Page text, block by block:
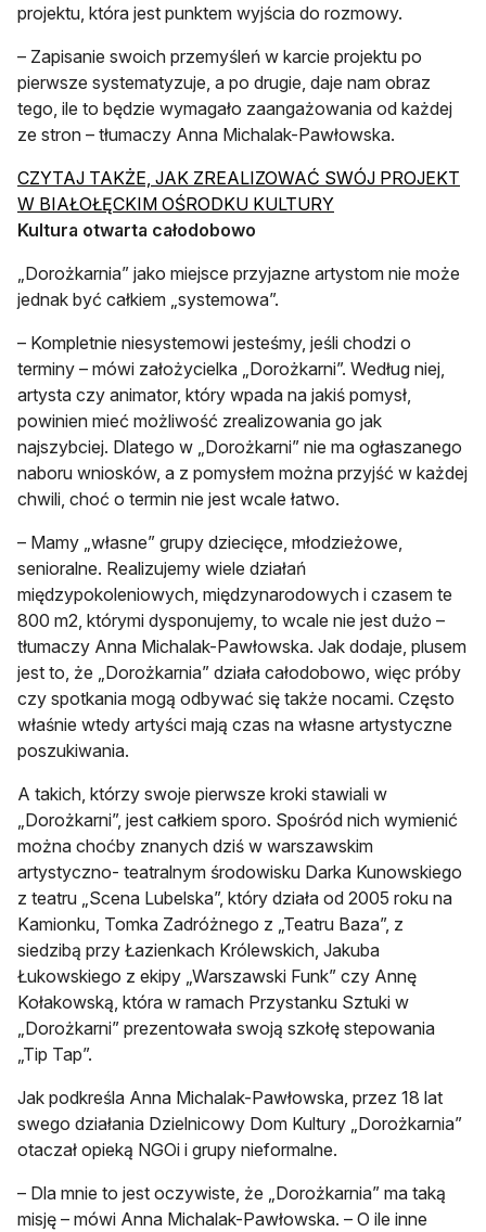
projektu, która jest punktem wyjścia do rozmowy.
– Zapisanie swoich przemyśleń w karcie projektu po
pierwsze systematyzuje, a po drugie, daje nam obraz
tego, ile to będzie wymagało zaangażowania od każdej
ze stron – tłumaczy Anna Michalak-Pawłowska.
CZYTAJ TAKŻE, JAK ZREALIZOWAĆ SWÓJ PROJEKT
W BIAŁOŁĘCKIM OŚRODKU KULTURYotwiera się w
Kultura otwarta całodobowo
„Dorożkarnia” jako miejsce przyjazne artystom nie może
jednak być całkiem „systemowa”.
– Kompletnie niesystemowi jesteśmy, jeśli chodzi o
terminy – mówi założycielka „Dorożkarni”. Według niej,
artysta czy animator, który wpada na jakiś pomysł,
powinien mieć możliwość zrealizowania go jak
najszybciej. Dlatego w „Dorożkarni” nie ma ogłaszanego
naboru wniosków, a z pomysłem można przyjść w każdej
chwili, choć o termin nie jest wcale łatwo.
– Mamy „własne” grupy dziecięce, młodzieżowe,
senioralne. Realizujemy wiele działań
międzypokoleniowych, międzynarodowych i czasem te
800 m2, którymi dysponujemy, to wcale nie jest dużo –
tłumaczy Anna Michalak-Pawłowska. Jak dodaje, plusem
jest to, że „Dorożkarnia” działa całodobowo, więc próby
czy spotkania mogą odbywać się także nocami. Często
właśnie wtedy artyści mają czas na własne artystyczne
poszukiwania.
A takich, którzy swoje pierwsze kroki stawiali w
„Dorożkarni”, jest całkiem sporo. Spośród nich wymienić
można choćby znanych dziś w warszawskim
artystyczno- teatralnym środowisku Darka Kunowskiego
z teatru „Scena Lubelska”, który działa od 2005 roku na
Kamionku, Tomka Zadróżnego z „Teatru Baza”, z
siedzibą przy Łazienkach Królewskich, Jakuba
Łukowskiego z ekipy „Warszawski Funk” czy Annę
Kołakowską, która w ramach Przystanku Sztuki w
„Dorożkarni” prezentowała swoją szkołę stepowania
„Tip Tap”.
Jak podkreśla Anna Michalak-Pawłowska, przez 18 lat
swego działania Dzielnicowy Dom Kultury „Dorożkarnia”
otaczał opieką NGOi i grupy nieformalne.
– Dla mnie to jest oczywiste, że „Dorożkarnia” ma taką
misję – mówi Anna Michalak-Pawłowska. – O ile inne